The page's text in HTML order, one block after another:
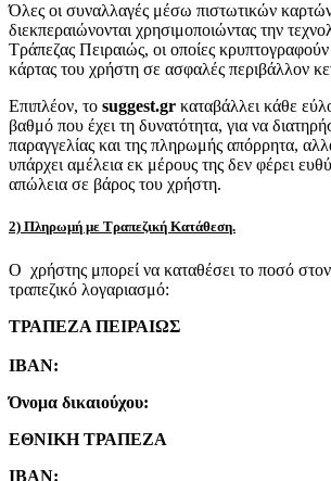
Όλες οι συναλλαγές μέσω πιστωτικών
διεκπεραιώνονται χρησιμοποιώντας την
Τράπεζας Πειραιώς, οι οποίες κρυπτογραφούν
κάρτας του χρήστη σε ασφαλές περιβάλλον
Επιπλέον, το suggest.gr καταβάλλει κάθε
βαθμό που έχει τη δυνατότητα, για να
παραγγελίας και της πληρωμής απόρρητα,
υπάρχει αμέλεια εκ μέρους της δεν φέρει
απώλεια σε βάρος του χρήστη.
2) Πληρωμή με Τραπεζική Κατάθεση.
Ο χρήστης μπορεί να καταθέσει το ποσό
τραπεζικό λογαριασμό:
ΤΡΑΠΕΖΑ ΠΕΙΡΑΙΩΣ
IBAN:
Όνομα δικαιούχου:
ΕΘΝΙΚΗ ΤΡΑΠΕΖΑ
IBAN: